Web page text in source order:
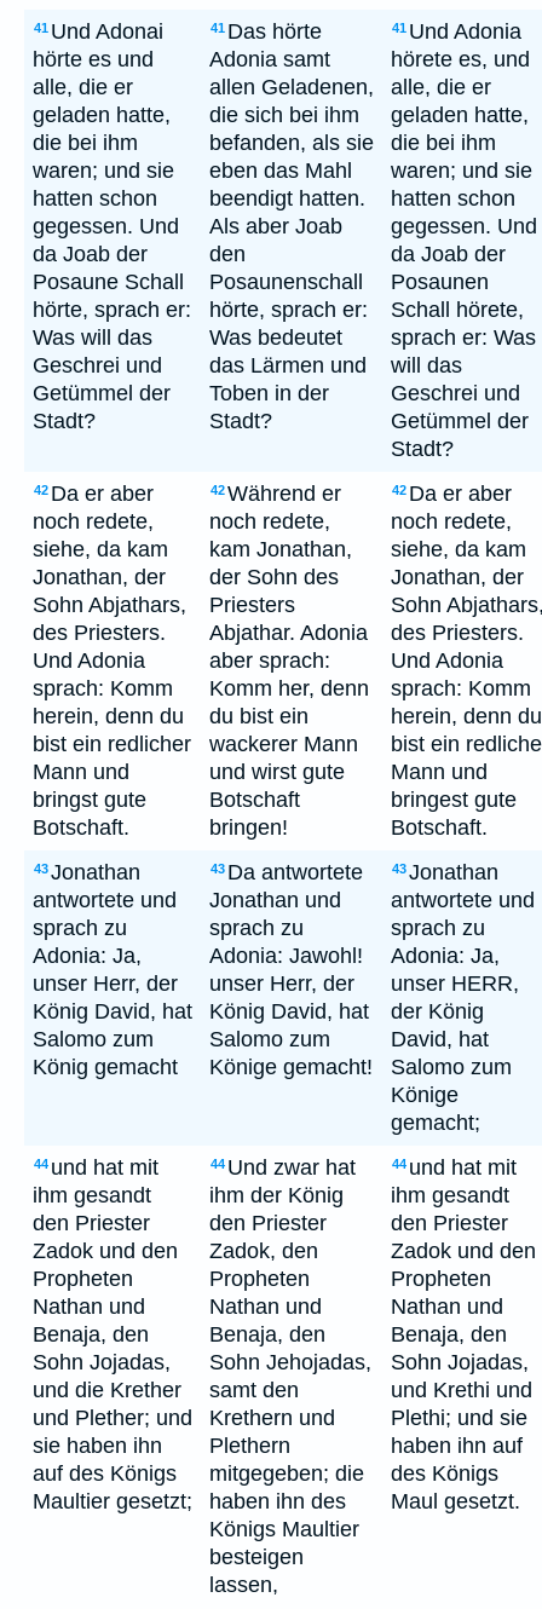
41 Und Adonai
hörte es und
alle, die er
geladen hatte,
die bei ihm
waren; und sie
hatten schon
gegessen. Und
da Joab der
Posaune Schall
hörte, sprach er:
Was will das
Geschrei und
Getümmel der
Stadt?
41 Das hörte
Adonia samt
allen Geladenen,
die sich bei ihm
befanden, als sie
eben das Mahl
beendigt hatten.
Als aber Joab
den
Posaunenschall
hörte, sprach er:
Was bedeutet
das Lärmen und
Toben in der
Stadt?
41 Und Adonia
hörete es, und
alle, die er
geladen hatte,
die bei ihm
waren; und sie
hatten schon
gegessen. Und
da Joab der
Posaunen
Schall hörete,
sprach er: Was
will das
Geschrei und
Getümmel der
Stadt?
42 Da er aber
noch redete,
siehe, da kam
Jonathan, der
Sohn Abjathars,
des Priesters.
Und Adonia
sprach: Komm
herein, denn du
bist ein redlicher
Mann und
bringst gute
Botschaft.
42Während er
noch redete,
kam Jonathan,
der Sohn des
Priesters
Abjathar. Adonia
aber sprach:
Komm her, denn
du bist ein
wackerer Mann
und wirst gute
Botschaft
bringen!
42 Da er aber
noch redete,
siehe, da kam
Jonathan, der
Sohn
des Priesters.
Und Adonia
sprach: Komm
herein, denn du
bist ein
Mann und
bringest gute
Botschaft.
43Jonathan
antwortete und
sprach zu
Adonia: Ja,
unser Herr, der
König David, hat
Salomo zum
König gemacht
43 Da antwortete
Jonathan und
sprach zu
Adonia: Jawohl!
unser Herr, der
König David, hat
Salomo zum
Könige gemacht!
43Jonathan
antwortete und
sprach zu
Adonia: Ja,
unser HERR,
der König
David, hat
Salomo zum
Könige
gemacht;
44 und hat mit
ihm gesandt
den Priester
Zadok und den
Propheten
Nathan und
Benaja, den
Sohn Jojadas,
und die Krether
und Plether; und
sie haben ihn
auf des Königs
Maultier gesetzt;
44 Und zwar hat
ihm der König
den Priester
Zadok, den
Propheten
Nathan und
Benaja, den
Sohn Jehojadas,
samt den
Krethern und
Plethern
mitgegeben; die
haben ihn des
Königs Maultier
besteigen
lassen,
44 und hat mit
ihm gesandt
den Priester
Zadok und den
Propheten
Nathan und
Benaja, den
Sohn Jojadas,
und Krethi und
Plethi; und sie
haben ihn auf
des Königs
Maul gesetzt.